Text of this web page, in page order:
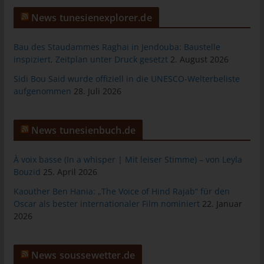
News tunesienexplorer.de
Bau des Staudammes Raghai in Jendouba: Baustelle
inspiziert, Zeitplan unter Druck gesetzt 2. August 2026
Sidi Bou Said wurde offiziell in die UNESCO-Welterbeliste
aufgenommen 28. Juli 2026
News tunesienbuch.de
À voix basse (In a whisper | Mit leiser Stimme) – von Leyla
Bouzid 25. April 2026
Kaouther Ben Hania: „The Voice of Hind Rajab“ für den
Oscar als bester internationaler Film nominiert 22. Januar
2026
News soussewetter.de
allgemeinen Daten und Informationen werden in den Logfiles
des Servers gespeichert. Erfasst werden können die (1)
zugreifenden System verwendete Betriebssystem, (3) die
Internetseite, von welcher ein zugreifendes System auf unsere
Unterwebseiten, welche über ein zugreifendes System auf
unserer Internetseite angesteuert werden, (5) das Datum und
Protokoll-Adresse (IP-Adresse), (7) der Internet-Service-
Provider des zugreifenden Systems und (8) sonstige ähnliche
Angriffen auf unsere informationstechnologischen Systeme
dienen.
Bei der Nutzung dieser allgemeinen Daten und Informationen
ziehen wird keine Rückschlüsse auf die betroffene Person.
Diese Informationen werden vielmehr benötigt, um (1) die
unserer Internetseite sowie die Werbung für diese zu
optimieren, (3) die dauerhafte Funktionsfähigkeit unserer